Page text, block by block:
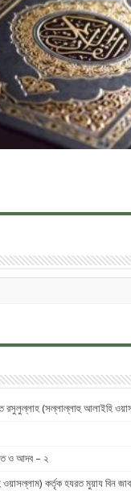
রসুলুল্লাহ (সল্লাল্লাহু ‎আলাইহি
ও আদব – ২
কর্তৃক হযরত মুয়ায বিন